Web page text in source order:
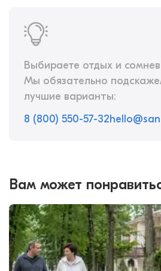
Выбираете отдых и
Мы обязательно
лучшие варианты:
8 (800) 550-57-32
Вам может